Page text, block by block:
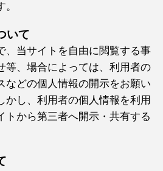
いて
、当サイトを自由に閲覧する事
等、場合によっては、利用者の
などの個人情報の開示をお願い
かし、利用者の個人情報を利用
トから第三者へ開示・共有する